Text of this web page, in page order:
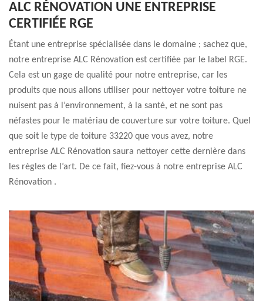
ALC RÉNOVATION UNE ENTREPRISE
CERTIFIÉE RGE
Étant une entreprise spécialisée dans le domaine ; sachez que,
notre entreprise ALC Rénovation est certifiée par le label RGE.
Cela est un gage de qualité pour notre entreprise, car les
produits que nous allons utiliser pour nettoyer votre toiture ne
nuisent pas à l’environnement, à la santé, et ne sont pas
néfastes pour le matériau de couverture sur votre toiture. Quel
que soit le type de toiture 33220 que vous avez, notre
entreprise ALC Rénovation saura nettoyer cette dernière dans
les règles de l’art. De ce fait, fiez-vous à notre entreprise ALC
Rénovation .